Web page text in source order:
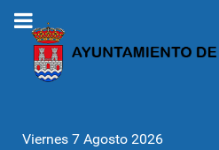
Viernes 7 Agosto 2026